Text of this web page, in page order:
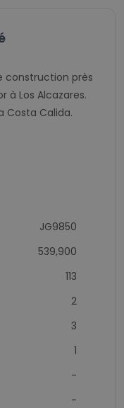
construction près
à Los Alcazares.
Costa Calida.
JG9850
539,900
113
2
3
1
-
-